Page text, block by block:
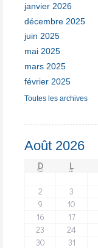
janvier 2026
décembre 2025
juin 2025
mai 2025
mars 2025
février 2025
Toutes les archives
Août 2026
D L
2
3
9
10
16
17
23
24
30
31